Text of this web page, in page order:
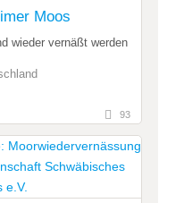
Moos
wieder vernäßt werden
93